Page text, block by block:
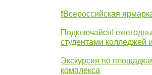
❗Всероссийская
Подключайся!
студентами колледжей
Экскурсия по
комплекса